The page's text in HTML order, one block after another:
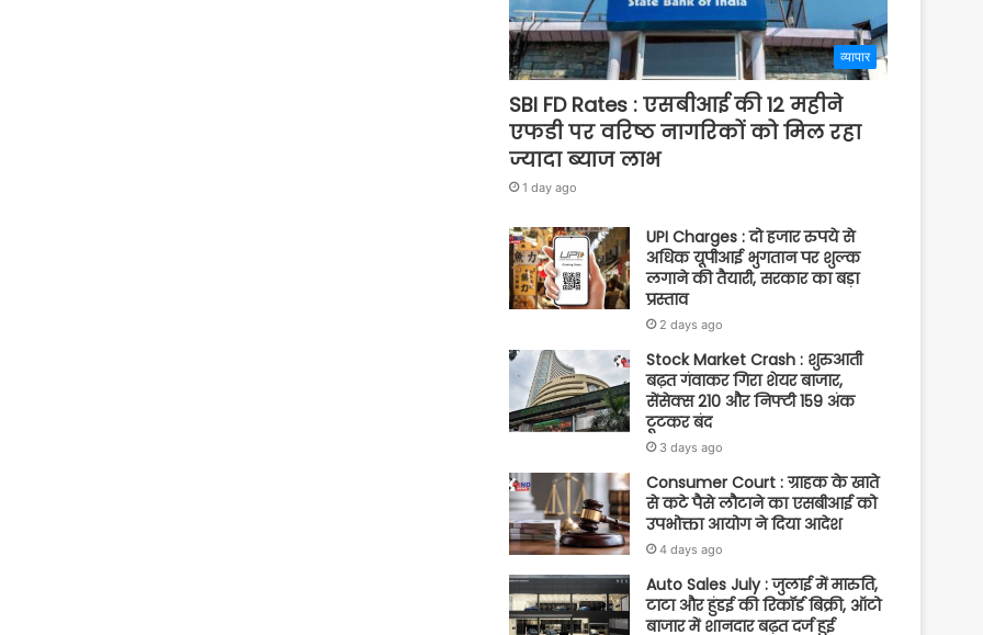
व्यापार
SBI FD Rates : एसबीआई की 12 महीने
एफडी पर वरिष्ठ नागरिकों को मिल रहा
ज्यादा ब्याज लाभ
1 day ago
UPI Charges : दो हजार रुपये से
अधिक यूपीआई भुगतान पर शुल्क
लगाने की तैयारी, सरकार का बड़ा
प्रस्ताव
2 days ago
Stock Market Crash : शुरुआती
बढ़त गंवाकर गिरा शेयर बाजार,
सेंसेक्स 210 और निफ्टी 159 अंक
टूटकर बंद
3 days ago
Consumer Court : ग्राहक के खाते
से कटे पैसे लौटाने का एसबीआई को
उपभोक्ता आयोग ने दिया आदेश
4 days ago
Auto Sales July : जुलाई में मारुति,
टाटा और हुंडई की रिकॉर्ड बिक्री, ऑटो
बाजार में शानदार बढ़त दर्ज हुई